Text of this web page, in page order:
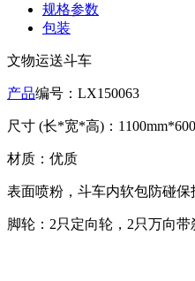
规格参数
包装
文物运送斗车
产品编号：
尺寸 (长*宽*高)：
材质：优质
表面喷粉，斗车内软包防碰保
脚轮：2只定向轮，2只万向带